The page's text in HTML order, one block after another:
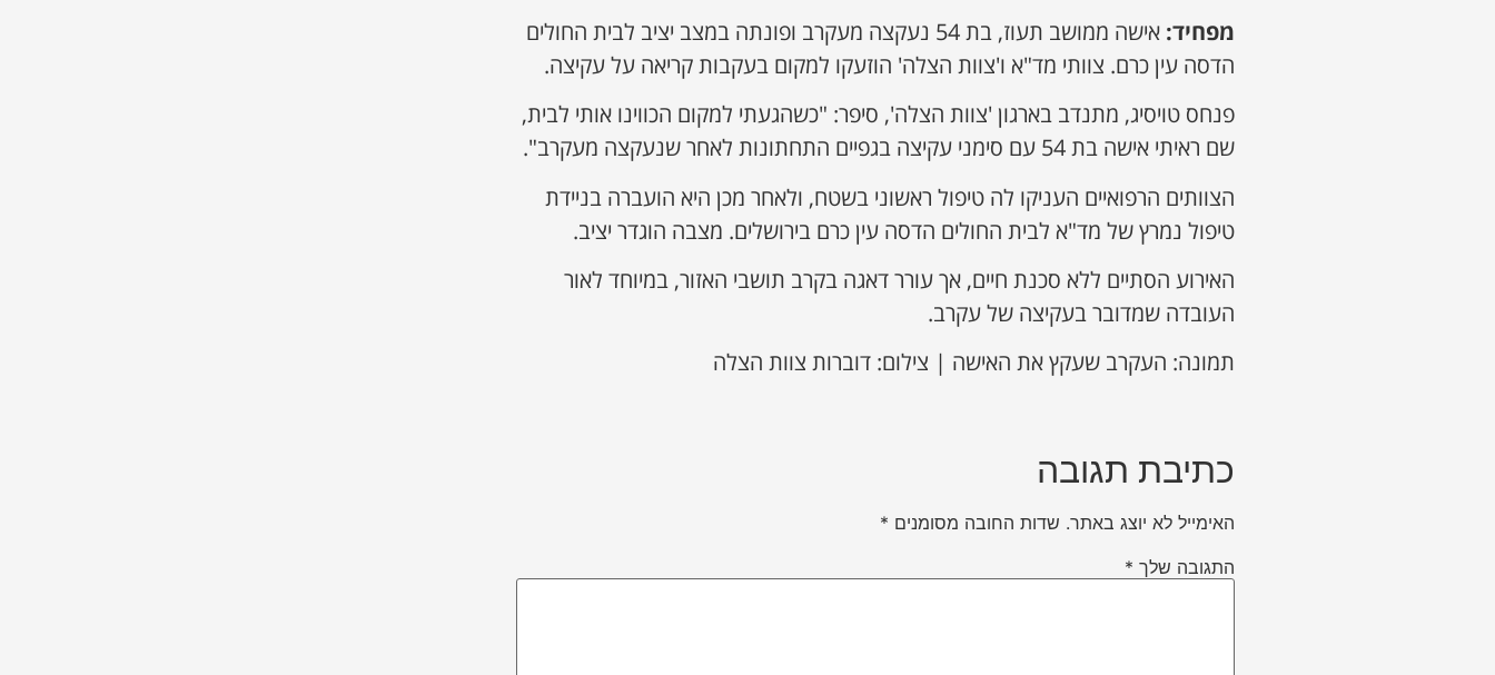
מפחיד:
אישה ממושב תעוז, בת 54 נעקצה מעקרב ופונתה במצב יציב לבית החולים
הדסה עין כרם. צוותי מד"א ו'צוות הצלה' הוזעקו למקום בעקבות קריאה על עקיצה.
פנחס טויסיג, מתנדב בארגון 'צוות הצלה', סיפר: "כשהגעתי למקום הכווינו אותי לבית,
שם ראיתי אישה בת 54 עם סימני עקיצה בגפיים התחתונות לאחר שנעקצה מעקרב".
הצוותים הרפואיים העניקו לה טיפול ראשוני בשטח, ולאחר מכן היא הועברה בניידת
טיפול נמרץ של מד"א לבית החולים הדסה עין כרם בירושלים. מצבה הוגדר יציב.
האירוע הסתיים ללא סכנת חיים, אך עורר דאגה בקרב תושבי האזור, במיוחד לאור
העובדה שמדובר בעקיצה של עקרב.
תמונה: העקרב שעקץ את האישה | צילום: דוברות צוות הצלה
כתיבת תגובה
האימייל לא יוצג באתר. שדות החובה מסומנים *
התגובה שלך *